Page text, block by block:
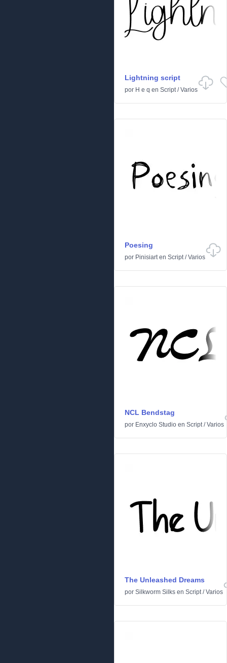
Lightning script
por H e q en Script/Varios
Poesing
por Pinisiarten Script/Varios
NCL Bendstag
por Enxyclo Studio en Script/Varios
The Unleashed Dreams
por Silkworm Silks en Script/Varios